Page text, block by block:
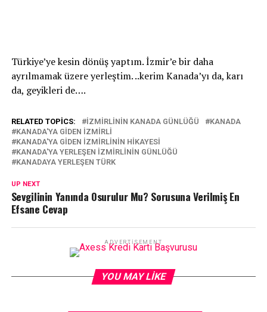
Türkiye’ye kesin dönüş yaptım. İzmir’e bir daha
ayrılmamak üzere yerleştim. ..kerim Kanada’yı da, karı
da, geyikleri de….
RELATED TOPICS: IZMIRLININ KANADA GÜNLÜĞÜ
KANADA
KANADA'YA GIDEN IZMIRLI
KANADA'YA GIDEN IZMIRLININ HIKAYESI
KANADA'YA YERLEŞEN IZMIRLININ GÜNLÜĞÜ
KANADAYA YERLEŞEN TÜRK
UP NEXT
Sevgilinin Yanında Osurulur Mu? Sorusuna Verilmiş En
Efsane Cevap
ADVERTISEMENT
YOU MAY LIKE